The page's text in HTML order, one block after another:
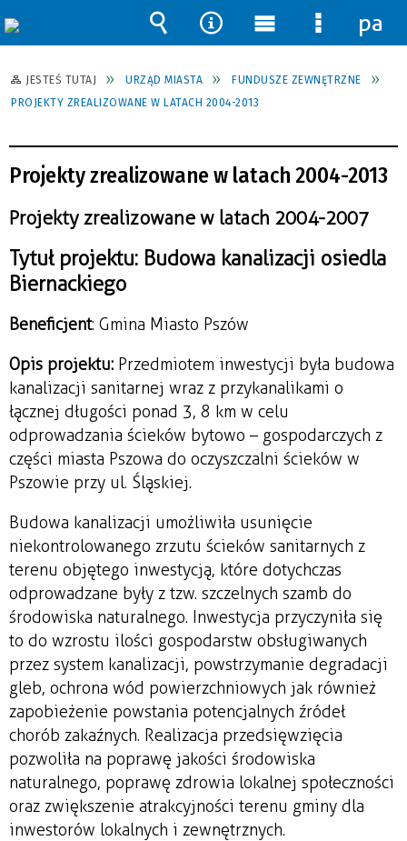
JESTEŚ TUTAJ URZĄD MIASTA
FUNDUSZE ZEWNĘTRZNE
PROJEKTY ZREALIZOWANE W LATACH 2004-2013
Projekty zrealizowane w latach 2004-2013
Projekty zrealizowane w latach 2004-2007
Tytuł projektu: Budowa kanalizacji osiedla
Biernackiego
Beneficjent: Gmina Miasto Pszów
Opis projektu: Przedmiotem inwestycji była budowa
kanalizacji sanitarnej wraz z przykanalikami o
łącznej długości ponad 3, 8 km w celu
odprowadzania ścieków bytowo – gospodarczych z
części miasta Pszowa do oczyszczalni ścieków w
Pszowie przy ul. Śląskiej.
Budowa kanalizacji umożliwiła usunięcie
niekontrolowanego zrzutu ścieków sanitarnych z
terenu objętego inwestycją, które dotychczas
odprowadzane były z tzw. szczelnych szamb do
środowiska naturalnego. Inwestycja przyczyniła się
to do wzrostu ilości gospodarstw obsługiwanych
przez system kanalizacji, powstrzymanie degradacji
gleb, ochrona wód powierzchniowych jak również
zapobieżenie powstania potencjalnych źródeł
chorób zakaźnych. Realizacja przedsięwzięcia
pozwoliła na poprawę jakości środowiska
naturalnego, poprawę zdrowia lokalnej społeczności
oraz zwiększenie atrakcyjności terenu gminy dla
inwestorów lokalnych i zewnętrznych.
Wyszukiwarka
Narzędzia
Menu
główne
Menu